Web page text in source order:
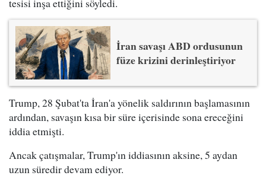
tesisi inşa ettiğini söyledi.
İran savaşı ABD ordusunun
füze krizini derinleştiriyor
Trump, 28 Şubat'ta İran'a yönelik saldırının başlamasının
ardından, savaşın kısa bir süre içerisinde sona ereceğini
iddia etmişti.
Ancak çatışmalar, Trump'ın iddiasının aksine, 5 aydan
uzun süredir devam ediyor.